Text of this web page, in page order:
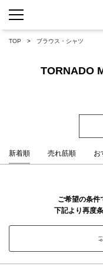
TOP ブラウス・シャツ
TORNADO
新着順 売れ筋順 お
ご希望の条件
下記より再度